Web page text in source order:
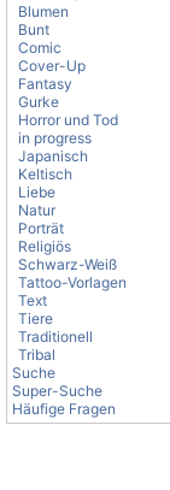
Blumen
Bunt
Comic
Cover-Up
Fantasy
Gurke
Horror und Tod
in progress
Japanisch
Keltisch
Liebe
Natur
Porträt
Religiös
Schwarz-Weiß
Tattoo-Vorlagen
Text
Tiere
Traditionell
Tribal
Suche
Super-Suche
Häufige Fragen